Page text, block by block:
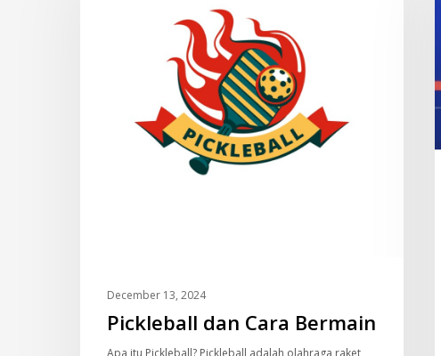
December 13, 2024
Pickleball dan Cara Bermain
Apa itu Pickleball? Pickleball adalah olahraga raket